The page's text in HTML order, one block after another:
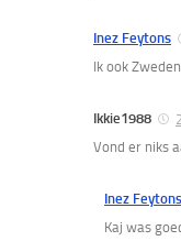
Inez Feytons
Ik ook
Ikkie1988
Vond er niks
Inez Feytons
Kaj was